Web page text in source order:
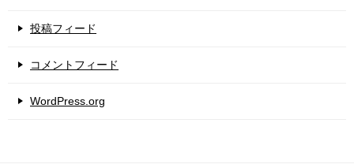
投稿フィード
コメントフィード
WordPress.org